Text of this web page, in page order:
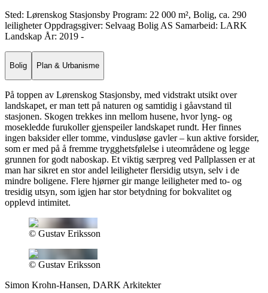
Sted: Lørenskog Stasjonsby Program: 22 000 m², Bolig, ca. 290
leiligheter Oppdragsgiver: Selvaag Bolig AS Samarbeid: LARK
Landskap År: 2019 -
Bolig Plan & Urbanisme
På toppen av Lørenskog Stasjonsby, med vidstrakt utsikt over
landskapet, er man tett på naturen og samtidig i gåavstand til
stasjonen. Skogen trekkes inn mellom husene, hvor lyng- og
mosekledde furukoller gjenspeiler landskapet rundt. Her finnes
ingen baksider eller tomme, vindusløse gavler – kun aktive forsider,
som er med på å fremme trygghetsfølelse i uteområdene og legge
grunnen for godt naboskap. Et viktig særpreg ved Pallplassen er at
man har sikret en stor andel leiligheter flersidig utsyn, selv i de
mindre boligene. Flere hjørner gir mange leiligheter med to- og
tresidig utsyn, som igjen har stor betydning for bokvalitet og
opplevd intimitet.
© Gustav Eriksson
© Gustav Eriksson
Simon Krohn-Hansen, DARK Arkitekter